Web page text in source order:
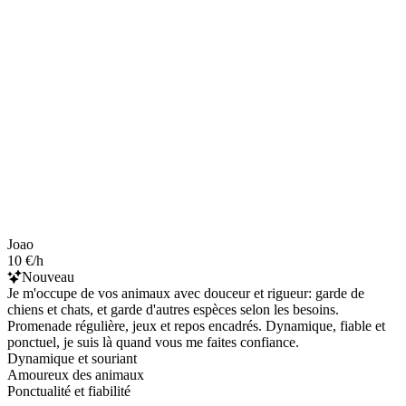
Joao
10 €/h
Nouveau
Je m'occupe de vos animaux avec douceur et rigueur: garde de
chiens et chats, et garde d'autres espèces selon les besoins.
Promenade régulière, jeux et repos encadrés. Dynamique, fiable et
ponctuel, je suis là quand vous me faites confiance.
Dynamique et souriant
Amoureux des animaux
Ponctualité et fiabilité